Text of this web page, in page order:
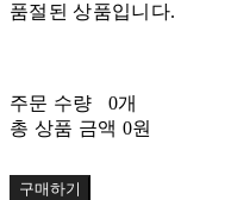
품절된 상품입니다.
주문 수량
0개
총 상품 금액 0원
구매하기